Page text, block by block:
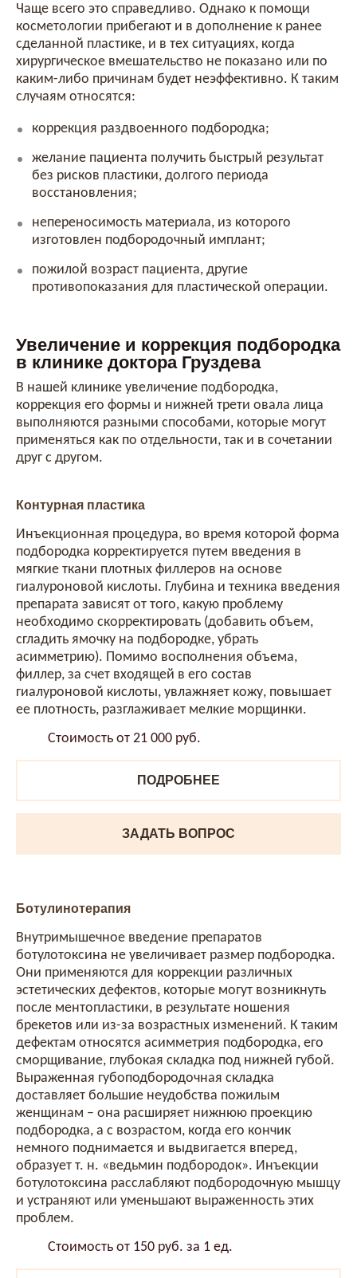
Чаще всего это справедливо. Однако к помощи
косметологии прибегают и в дополнение к ранее
сделанной пластике, и в тех ситуациях, когда
хирургическое вмешательство не показано или по
каким-либо причинам будет неэффективно. К таким
случаям относятся:
коррекция раздвоенного подбородка;
желание пациента получить быстрый результат
без рисков пластики, долгого периода
восстановления;
непереносимость материала, из которого
изготовлен подбородочный имплант;
пожилой возраст пациента, другие
противопоказания для пластической операции.
Увеличение и коррекция подбородка
в клинике доктора Груздева
В нашей клинике увеличение подбородка,
коррекция его формы и нижней трети овала лица
выполняются разными способами, которые могут
применяться как по отдельности, так и в сочетании
друг с другом.
Контурная пластика
Инъекционная процедура, во время которой форма
подбородка корректируется путем введения в
мягкие ткани плотных филлеров на основе
гиалуроновой кислоты. Глубина и техника введения
препарата зависят от того, какую проблему
необходимо скорректировать (добавить объем,
сгладить ямочку на подбородке, убрать
асимметрию). Помимо восполнения объема,
филлер, за счет входящей в его состав
гиалуроновой кислоты, увлажняет кожу, повышает
ее плотность, разглаживает мелкие морщинки.
Стоимость от 21 000 руб.
ПОДРОБНЕЕ
ЗАДАТЬ ВОПРОС
Ботулинотерапия
Внутримышечное введение препаратов
ботулотоксина не увеличивает размер подбородка.
Они применяются для коррекции различных
эстетических дефектов, которые могут возникнуть
после ментопластики, в результате ношения
брекетов или из-за возрастных изменений. К таким
дефектам относятся асимметрия подбородка, его
сморщивание, глубокая складка под нижней губой.
Выраженная губоподбородочная складка
доставляет большие неудобства пожилым
женщинам – она расширяет нижнюю проекцию
подбородка, а с возрастом, когда его кончик
немного поднимается и выдвигается вперед,
образует т. н. «ведьмин подбородок». Инъекции
ботулотоксина расслабляют подбородочную мышцу
и устраняют или уменьшают выраженность этих
проблем.
Стоимость от 150 руб. за 1 ед.